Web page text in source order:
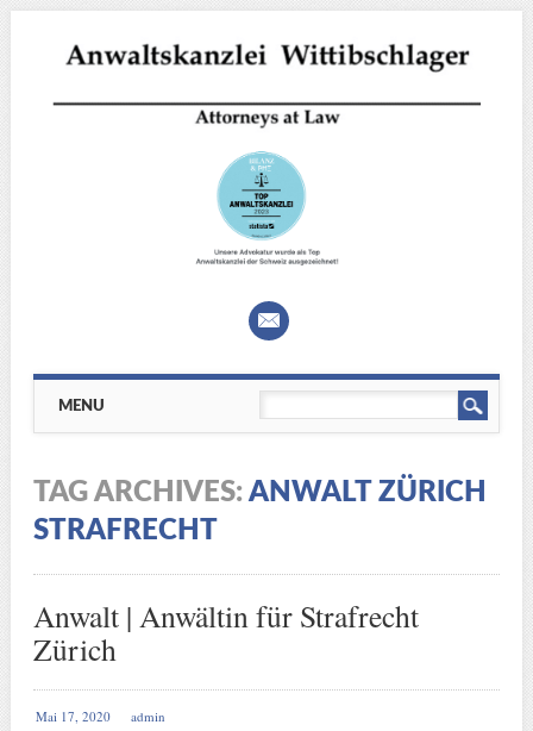
Main menu
MENU
TAG ARCHIVES:ANWALT ZÜRICH
STRAFRECHT
Anwalt | Anwältin für Strafrecht
Zürich
Mai 17, 2020 admin